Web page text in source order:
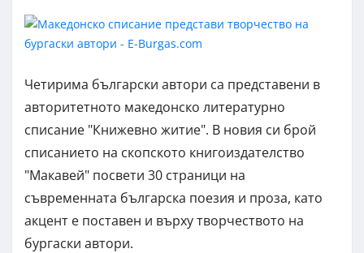
Четирима български автори са представени в
авторитетното македонско литературно
списание "Книжевно житие". В новия си брой
списанието на скопското книгоиздателство
"Макавей" посвети 30 страници на
съвременната българска поезия и проза, като
акцент е поставен и върху творчеството на
бургаски автори.